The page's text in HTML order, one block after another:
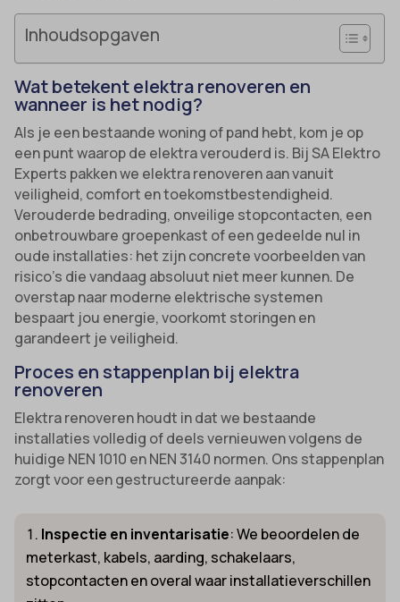
Inhoudsopgaven
Wat betekent elektra renoveren en
wanneer is het nodig?
Als je een bestaande woning of pand hebt, kom je op
een punt waarop de elektra verouderd is. Bij SA Elektro
Experts pakken we elektra renoveren aan vanuit
veiligheid, comfort en toekomstbestendigheid.
Verouderde bedrading, onveilige stopcontacten, een
onbetrouwbare groepenkast of een gedeelde nul in
oude installaties: het zijn concrete voorbeelden van
risico’s die vandaag absoluut niet meer kunnen. De
overstap naar moderne elektrische systemen
bespaart jou energie, voorkomt storingen en
garandeert je veiligheid.
Proces en stappenplan bij elektra
renoveren
Elektra renoveren houdt in dat we bestaande
installaties volledig of deels vernieuwen volgens de
huidige NEN 1010 en NEN 3140 normen. Ons stappenplan
zorgt voor een gestructureerde aanpak:
Inspectie en inventarisatie: We beoordelen de
meterkast, kabels, aarding, schakelaars,
stopcontacten en overal waar installatieverschillen